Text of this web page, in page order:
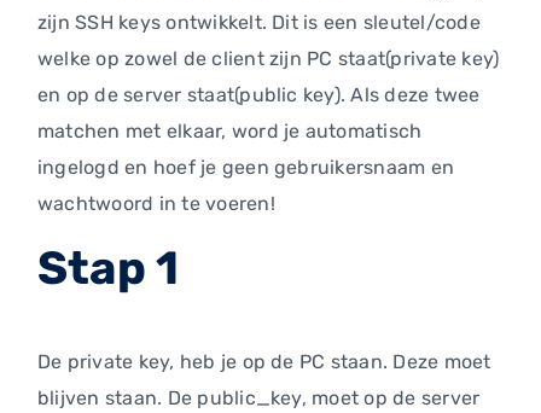
zijn SSH keys ontwikkelt. Dit is een sleutel/code
welke op zowel de client zijn PC staat(private key)
en op de server staat(public key). Als deze twee
matchen met elkaar, word je automatisch
ingelogd en hoef je geen gebruikersnaam en
wachtwoord in te voeren!
Stap 1
De private key, heb je op de PC staan. Deze moet
blijven staan. De public_key, moet op de server